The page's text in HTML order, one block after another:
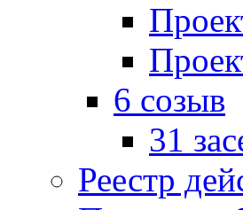
6 созыв
31
Реестр